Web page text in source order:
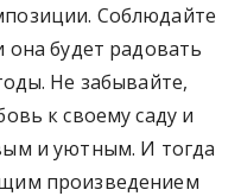
Соблюдайте
она будет радовать
Не забывайте,
к своему саду и
и уютным. И тогда
произведением